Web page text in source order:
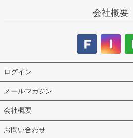
会社概要
ログイン
メールマガジン
会社概要
お問い合わせ